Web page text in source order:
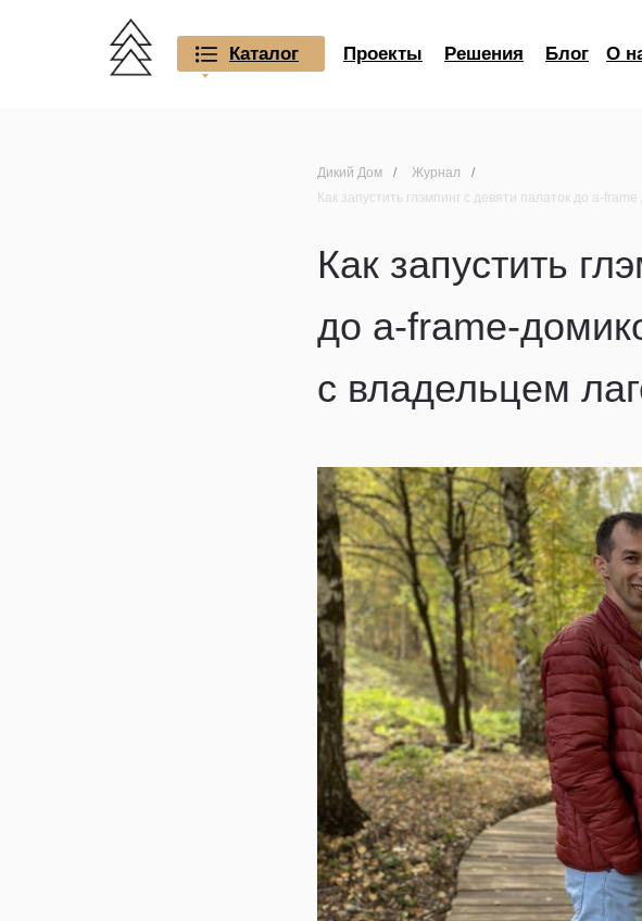
Проекты Блог О
Решения
Каталог
Дикий Дом / Журнал
/
Как запустить глэмпинг с девяти палаток до a-
Как запустить
до a-frame-
с владельцем